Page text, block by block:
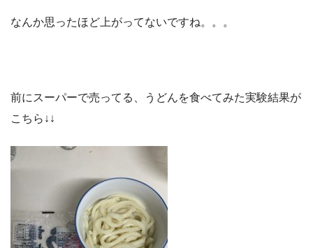
なんか思ったほど上がってないですね。。。
前にスーパーで売ってる、うどんを食べてみた実験結果が
こちら↓↓